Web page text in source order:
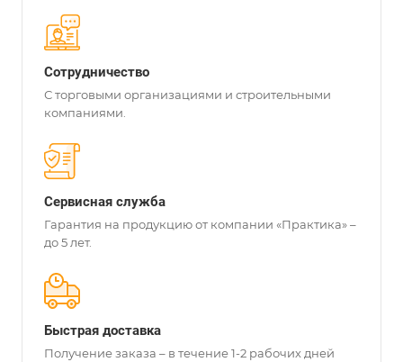
Сотрудничество
С торговыми организациями и строительными
компаниями.
Сервисная служба
Гарантия на продукцию от компании «Практика» –
до 5 лет.
Быстрая доставка
Получение заказа – в течение 1-2 рабочих дней